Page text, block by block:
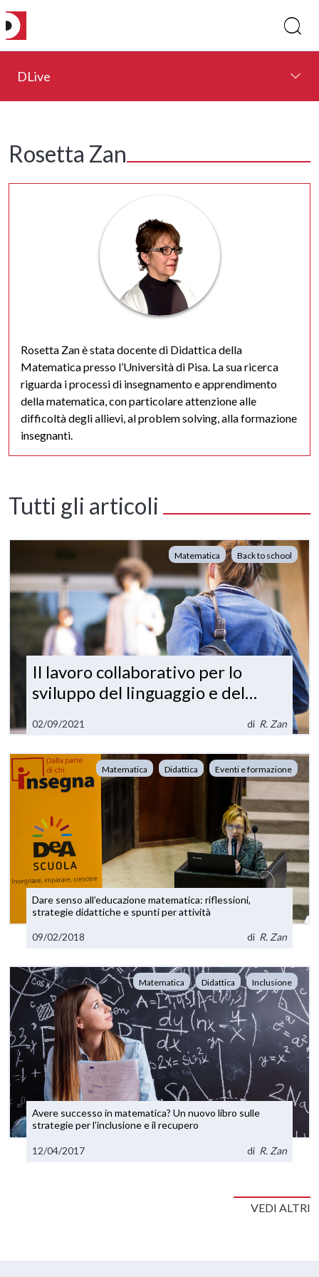
DLive
Rosetta Zan
Rosetta Zan è stata docente di Didattica della
Matematica presso l’Università di Pisa. La sua ricerca
riguarda i processi di insegnamento e apprendimento
della matematica, con particolare attenzione alle
difficoltà degli allievi, al problem solving, alla formazione
insegnanti.
Tutti gli articoli
Matematica Back to school
Il lavoro collaborativo per lo
sviluppo del linguaggio e del
02/09/2021 di R. Zan
Matematica Didattica Eventi e formazione
Dare senso all’educazione matematica: riflessioni,
strategie didattiche e spunti per attività
09/02/2018 di R. Zan
Matematica Didattica Inclusione
Avere successo in matematica? Un nuovo libro sulle
strategie per l’inclusione e il recupero
12/04/2017 di R. Zan
VEDI ALTRI